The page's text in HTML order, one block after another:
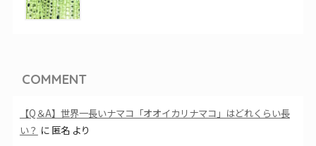
COMMENT
【Q＆A】世界一長いナマコ「オオイカリナマコ」はどれくらい長
い？ に 匿名より